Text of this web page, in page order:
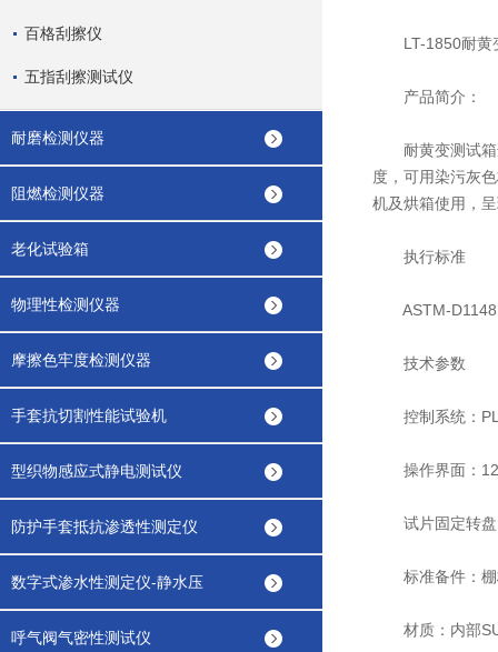
百格刮擦仪
五指刮擦测试仪
耐磨检测仪器
阻燃检测仪器
老化试验箱
物理性检测仪器
摩擦色牢度检测仪器
手套抗切割性能试验机
型织物感应式静电测试仪
防护手套抵抗渗透性测定仪
数字式渗水性测定仪-静水压
呼气阀气密性测试仪
LT-1850耐黄
产品简介：
耐黄变测试箱
度，可用染污灰
机及烘箱使用，
执行标准
ASTM-D1148,
技术参数
控制系统：
操作界面：12
试片固定转盘
标准备件：棚
材质：内部